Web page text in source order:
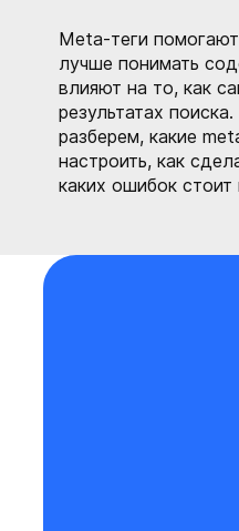
Meta-теги
лучше понимать
влияют на то, как
результатах
разберем, какие
настроить, как
каких ошибок стоит